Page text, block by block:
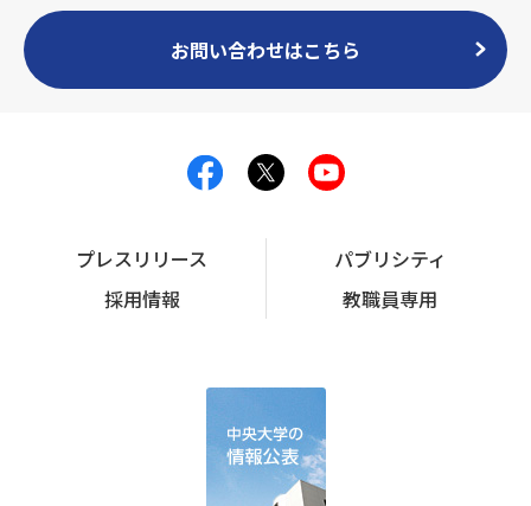
お問い合わせはこちら
プレスリリース
パブリシティ
採用情報
教職員専用